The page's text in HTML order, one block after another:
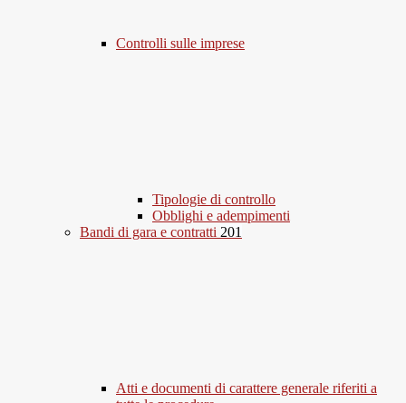
Controlli sulle imprese
Tipologie di controllo
Obblighi e adempimenti
Bandi di gara e contratti 201
Atti e documenti di carattere generale riferiti a